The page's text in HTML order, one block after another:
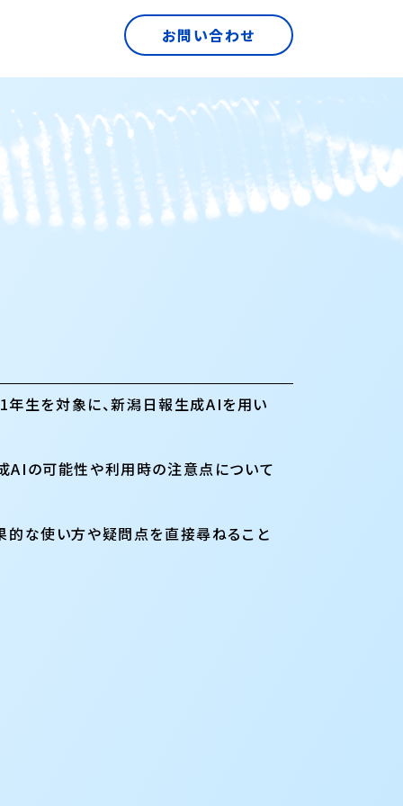
お問い合わせ
生を対象に、新潟日報生成AIを用い
AIの可能性や利用時の注意点について
的な使い方や疑問点を直接尋ねること